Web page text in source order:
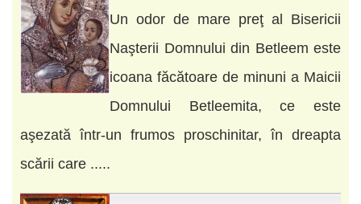
Un odor de mare preţ al Bisericii
Naşterii Domnului din Betleem este
icoana făcătoare de minuni a Maicii
Domnului Betleemita, ce este
aşezată într-un frumos proschinitar, în dreapta
scării care .....